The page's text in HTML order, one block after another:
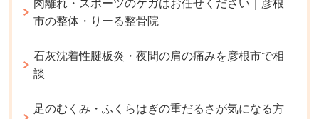
肉離れ・スポーツのケガはお任せください｜彦根
市の整体・りーる整骨院
石灰沈着性腱板炎・夜間の肩の痛みを彦根市で相
談
足のむくみ・ふくらはぎの重だるさが気になる方